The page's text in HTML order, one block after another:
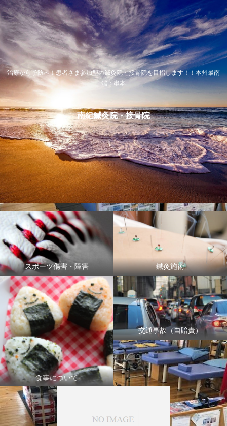
治療から予防へ！患者さま参加型の鍼灸院・接骨院を目指します！！本州最南
端：串本
南紀鍼灸院・接骨院
スポーツ傷害・障害 鍼灸施術
食事について
交通事故（自賠責）